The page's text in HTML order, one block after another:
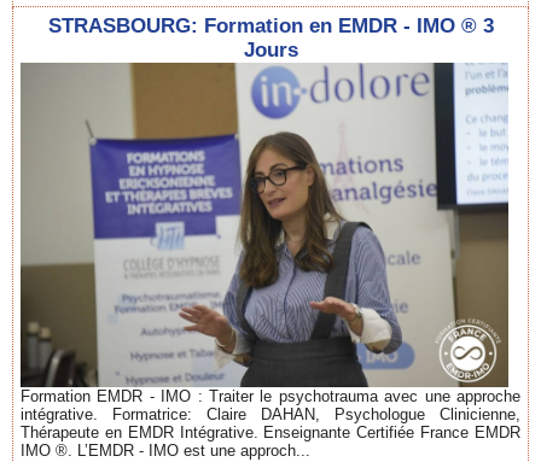
STRASBOURG: Formation en EMDR - IMO ® 3
Jours
Formation EMDR - IMO : Traiter le psychotrauma avec une approche
intégrative. Formatrice: Claire DAHAN, Psychologue Clinicienne,
Thérapeute en EMDR Intégrative. Enseignante Certifiée France EMDR
IMO ®. L’EMDR - IMO est une approch...